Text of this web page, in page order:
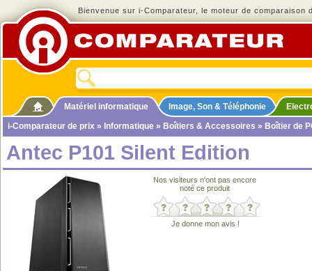
Bienvenue sur i-Comparateur, le moteur de comparaison
Matériel informatique Image, Son & Téléphonie
i-Comparateur de prix » Informatique » Boîtiers & Accessoires » Boîtier de
Antec P101 Silent Edition
Nos visiteurs n'ont pas encore
noté ce produit
Je donne mon avis !